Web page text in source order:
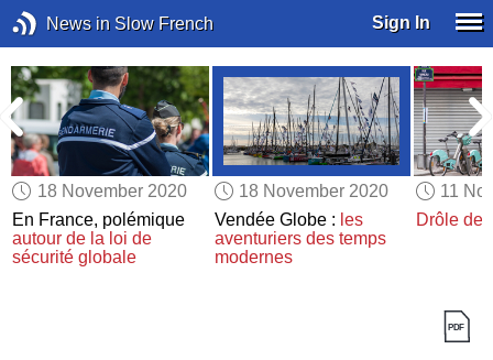
News in Slow French Sign In
18 November 2020
En France, polémique
autour de la loi de
sécurité globale
18 November 2020
Vendée Globe : les
aventuriers des temps
modernes
11
Drôle de